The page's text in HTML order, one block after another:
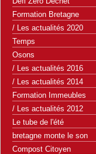
Formation Bretagne
/ Les actualités 2020
Temps
Osons
/ Les actualités 2016
/ Les actualités 2014
Formation Immeubles
/ Les actualités 2012
Le tube de l'été
bretagne monte le son
Compost Citoyen